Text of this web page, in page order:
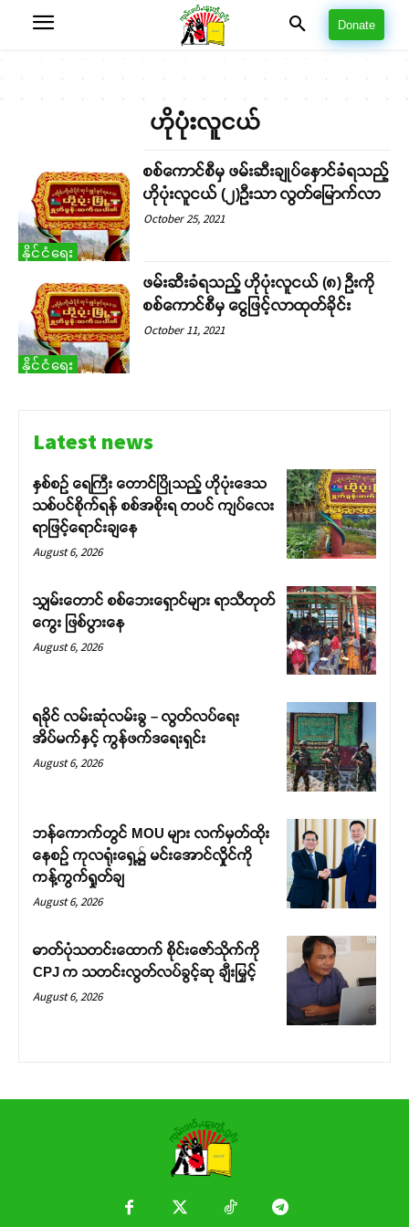
Donate
ဟိုပုံးလူငယ်
နိုင်ငံရေး
စစ်ကောင်စီမှ ဖမ်းဆီးချုပ်နှောင်ခံရသည့်
ဟိုပုံးလူငယ် (၂)ဦးသာ လွတ်မြောက်လာ
October 25, 2021
နိုင်ငံရေး
ဖမ်းဆီးခံရသည့် ဟိုပုံးလူငယ် (၈) ဦးကို
စစ်ကောင်စီမှ ငွေဖြင့်လာထုတ်ခိုင်း
October 11, 2021
Latest news
နှစ်စဉ် ရေကြီး တောင်ပြိုသည့် ဟိုပုံးဒေသ
သစ်ပင်စိုက်ရန် စစ်အစိုးရ တပင် ကျပ်လေး
ရာဖြင့်ရောင်းချနေ
August 6, 2026
သျှမ်းတောင် စစ်ဘေးရှောင်များ ရာသီတုတ်
ကွေး ဖြစ်ပွားနေ
August 6, 2026
ရခိုင် လမ်းဆုံလမ်းခွ – လွတ်လပ်ရေး
အိပ်မက်နှင့် ကွန်ဖက်ဒရေးရှင်း
August 6, 2026
ဘန်ကောက်တွင် MOU များ လက်မှတ်ထိုး
နေစဉ် ကုလရုံးရှေ့၌ မင်းအောင်လှိုင်ကို
ကန့်ကွက်ရှုတ်ချ
August 6, 2026
ဓာတ်ပုံသတင်းထောက် စိုင်းဇော်သိုက်ကို
CPJ က သတင်းလွတ်လပ်ခွင့်ဆု ချီးမြှင့်
August 6, 2026